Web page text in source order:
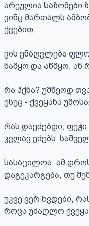
არეულია საზომები
ვინც მართალს
ქვებით.
ვის ენაღვლება
ნამყო და აწმყო, ან
რა ჰქნა? უმწეოდ
ესეც - ქვეყანა
რას დაეძებდი,
კვლავ ეძებს
სასაცილოა, ამ
დაგეკარგება, თუ
უკვე ვერ ხვდები,
როცა უძაღლო